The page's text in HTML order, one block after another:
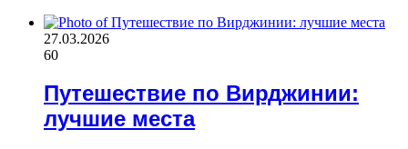
27.03.2026
60
Путешествие по Вирджинии:
лучшие места